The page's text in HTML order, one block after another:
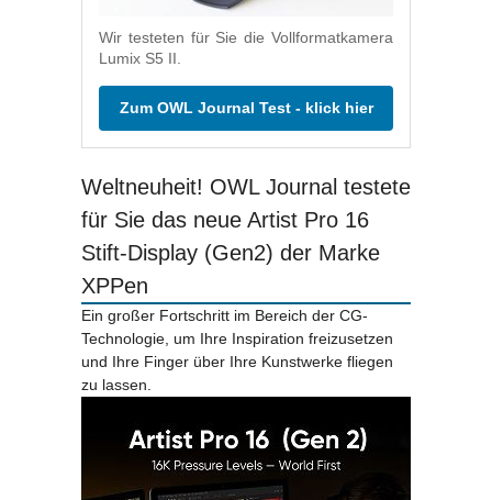
Wir testeten für Sie die Vollformatkamera
Lumix S5 II.
Zum OWL Journal Test - klick hier
Weltneuheit! OWL Journal testete
für Sie das neue Artist Pro 16
Stift-Display (Gen2) der Marke
XPPen
Ein großer Fortschritt im Bereich der CG-
Technologie, um Ihre Inspiration freizusetzen
und Ihre Finger über Ihre Kunstwerke fliegen
zu lassen.